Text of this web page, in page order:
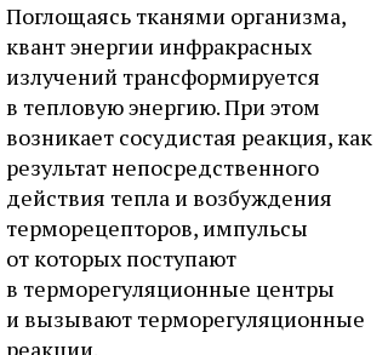
Поглощаясь тканями организма,
квант энергии инфракрасных
излучений трансформируется
в тепловую энергию. При этом
возникает сосудистая реакция, как
результат непосредственного
действия тепла и возбуждения
терморецепторов, импульсы
от которых поступают
в терморегуляционные центры
и вызывают терморегуляционные